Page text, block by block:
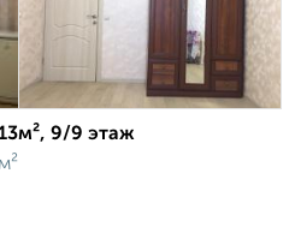
9/9 этаж